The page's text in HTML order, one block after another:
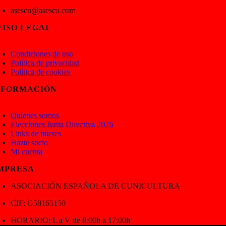
asescu@asescu.com
LEGAL
Condiciones de uso
Política de privacidad
Política de cookies
Quienes somos
Elecciones Junta Directiva 2026
Links de interes
Hazte socio
Mi cuenta
ASOCIACIÓN ESPAÑOLA DE CUNICULTURA
CIF: G58165150
HORARIO: L a V de 8:00h a 17:00h